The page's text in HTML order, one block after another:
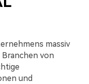
massiv
Branchen von
und